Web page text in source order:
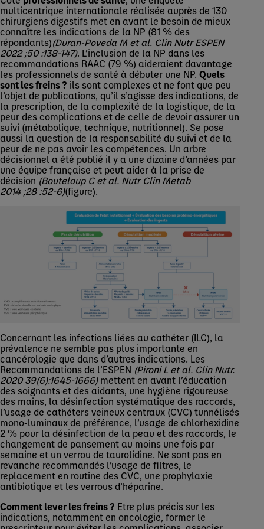
multicentrique internationale réalisée auprès de 130
chirurgiens digestifs met en avant le besoin de mieux
connaître les indications de la NP (81 % des
répondants)(Duran-Poveda M et al. Clin Nutr ESPEN
2022 ;50 :138-147). L’inclusion de la NP dans les
recommandations RAAC (79 %) aideraient davantage
les professionnels de santé à débuter une NP. Quels
sont les freins ? ils sont complexes et ne font que peu
l’objet de publications, qu’il s’agisse des indications, de
la prescription, de la complexité de la logistique, de la
peur des complications et de celle de devoir assurer un
suivi (métabolique, technique, nutritionnel). Se pose
aussi la question de la responsabilité du suivi et de la
peur de ne pas avoir les compétences. Un arbre
décisionnel a été publié il y a une dizaine d’années par
une équipe française et peut aider à la prise de
décision (Bouteloup C et al. Nutr Clin Metab
2014 ;28 :52-6)(figure).
Concernant les infections liées au cathéter (ILC), la
prévalence ne semble pas plus importante en
cancérologie que dans d’autres indications. Les
Recommandations de l’ESPEN (Pironi L et al. Clin Nutr.
2020 39(6):1645-1666)mettent en avant l’éducation
des soignants et des aidants, une hygiène rigoureuse
des mains, la désinfection systématique des raccords,
l’usage de cathéters veineux centraux (CVC) tunnélisés
mono-luminaux de préférence, l’usage de chlorhexidine
2 % pour la désinfection de la peau et des raccords, le
changement de pansement au moins une fois par
semaine et un verrou de taurolidine. Ne sont pas en
revanche recommandés l’usage de filtres, le
replacement en routine des CVC, une prophylaxie
antibiotique et les verrous d’héparine.
Comment lever les freins ? Etre plus précis sur les
indications, notamment en oncologie, former le